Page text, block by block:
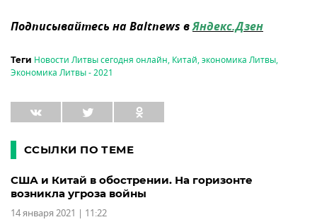
Подписывайтесь на Baltnews вЯндекс.Дзен
Теги Новости Литвы сегодня онлайн, Китай,экономика Литвы,
Экономика Литвы - 2021
ССЫЛКИ ПО ТЕМЕ
США и Китай в обострении. На горизонте
возникла угроза войны
14 января 2021 | 11:22